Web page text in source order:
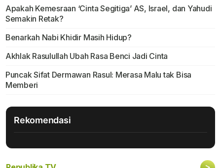
Apakah Kemesraan ‘Cinta Segitiga’ AS, Israel, dan Yahudi
Semakin Retak?
Benarkah Nabi Khidir Masih Hidup?
Akhlak Rasulullah Ubah Rasa Benci Jadi Cinta
Puncak Sifat Dermawan Rasul: Merasa Malu tak Bisa
Memberi
Rekomendasi